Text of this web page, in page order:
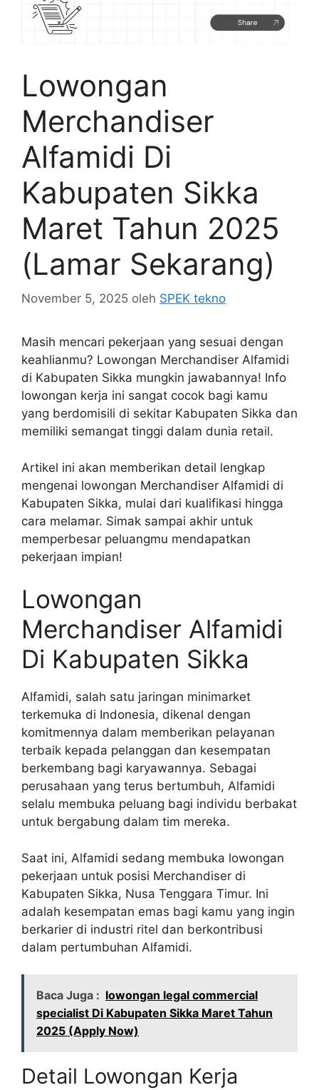
Lowongan
Merchandiser
Alfamidi Di
Kabupaten Sikka
Maret Tahun 2025
(Lamar Sekarang)
November 5, 2025 oleh SPEK tekno
Masih mencari pekerjaan yang sesuai dengan
keahlianmu? Lowongan Merchandiser Alfamidi
di Kabupaten Sikka mungkin jawabannya! Info
lowongan kerja ini sangat cocok bagi kamu
yang berdomisili di sekitar Kabupaten Sikka dan
memiliki semangat tinggi dalam dunia retail.
Artikel ini akan memberikan detail lengkap
mengenai lowongan Merchandiser Alfamidi di
Kabupaten Sikka, mulai dari kualifikasi hingga
cara melamar. Simak sampai akhir untuk
memperbesar peluangmu mendapatkan
pekerjaan impian!
Lowongan
Merchandiser Alfamidi
Di Kabupaten Sikka
Alfamidi, salah satu jaringan minimarket
terkemuka di Indonesia, dikenal dengan
komitmennya dalam memberikan pelayanan
terbaik kepada pelanggan dan kesempatan
berkembang bagi karyawannya. Sebagai
perusahaan yang terus bertumbuh, Alfamidi
selalu membuka peluang bagi individu berbakat
untuk bergabung dalam tim mereka.
Saat ini, Alfamidi sedang membuka lowongan
pekerjaan untuk posisi Merchandiser di
Kabupaten Sikka, Nusa Tenggara Timur. Ini
adalah kesempatan emas bagi kamu yang ingin
berkarier di industri ritel dan berkontribusi
dalam pertumbuhan Alfamidi.
Baca Juga : lowongan legal commercial
specialist Di Kabupaten Sikka Maret Tahun
2025 (Apply Now)
Detail Lowongan Kerja